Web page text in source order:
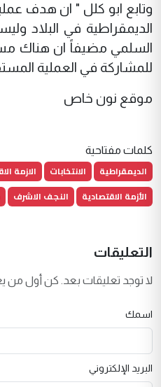
وتابع ابو كلل " ان هدف
الديمقراطية في البلاد
السلمي مضيفاً ان هناك
للمشاركة في العملية
موقع نون خاص
كلمات مفتاحية
الديمقراطية الانتخابات الازمة
الأزمة الاقتصادية
النجف الاشرف
التعليقات
لا توجد تعليقات بعد. كن أول من
اسمك
البريد الإلكتروني